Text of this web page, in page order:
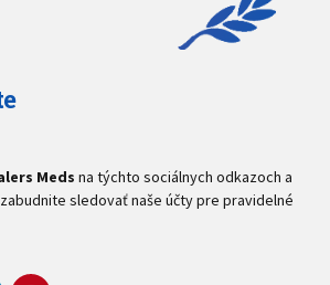
Meds na týchto sociálnych odkazoch a
sledovať naše účty pre pravidelné